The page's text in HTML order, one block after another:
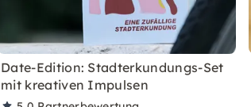
Date-Edition: Stadterkundungs-Set
mit kreativen Impulsen